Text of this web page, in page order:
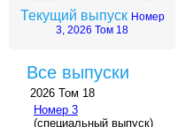
Текущий выпуск Номер
3, 2026 Том 18
Все выпуски
2026 Том 18
Номер 3
(специальный выпуск)